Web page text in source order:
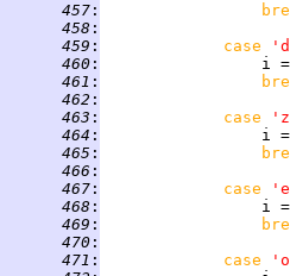
457 :
458 :
459 : case
460 :
461 :
462 :
463 : case
464 :
i
465 :
466 :
467 : case
468 :
i
469 :
470 :
471 : case